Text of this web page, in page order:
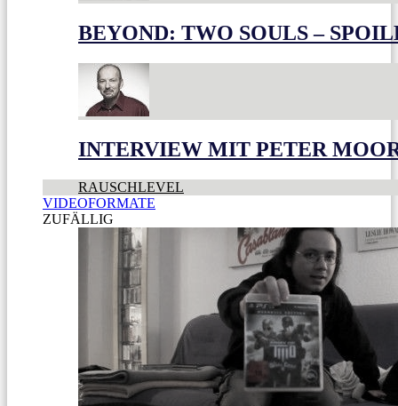
BEYOND: TWO SOULS –
INTERVIEW MIT PETER
RAUSCHLEVEL
VIDEOFORMATE
ZUFÄLLIG